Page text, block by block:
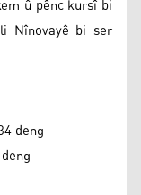
û pênc kursî bi
Nînovayê bi ser
deng